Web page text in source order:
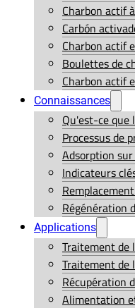
Charbon actif
Carbón
Charbon actif
Boulettes de
Charbon actif
Connaissances
Qu'est-ce que
Processus de
Adsorption
Indicateurs
Régénération
Applications
Traitement de
Traitement de
Récupération
Alimentation